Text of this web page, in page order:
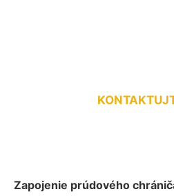
Zapojenie prúdového